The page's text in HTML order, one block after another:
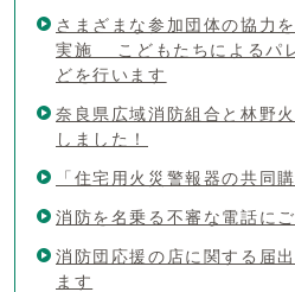
さまざまな参加団体の協力
実施 こどもたちによるパ
どを行います
奈良県広域消防組合と林野
しました！
「住宅用火災警報器の共同
消防を名乗る不審な電話に
消防団応援の店に関する届
ます